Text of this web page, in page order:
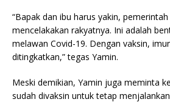
“Bapak dan ibu harus yakin,
mencelakakan rakyatnya. Ini adalah
melawan Covid-19. Dengan vaksin,
ditingkatkan,” tegas Yamin.
Meski demikian, Yamin juga meminta
sudah divaksin untuk tetap